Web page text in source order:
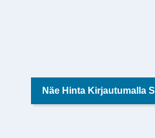
Näe Hinta Kirjautumalla